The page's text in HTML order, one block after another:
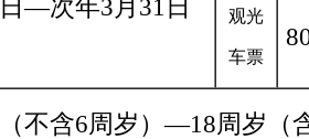
—次年3月31日 观光
车票
不含6周岁）—18周岁（